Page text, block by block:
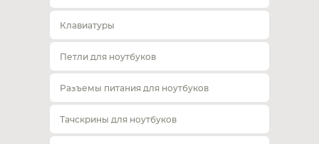
Клавиатуры
Петли для ноутбуков
Разъемы питания для ноутбуков
Тачскрины для ноутбуков